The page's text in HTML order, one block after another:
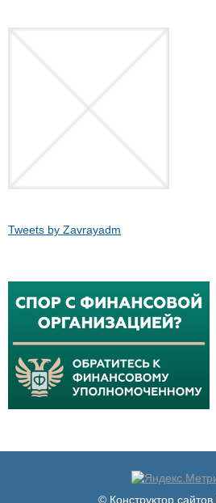
Tweets by Zavrayadm
© Конструктор сайтов